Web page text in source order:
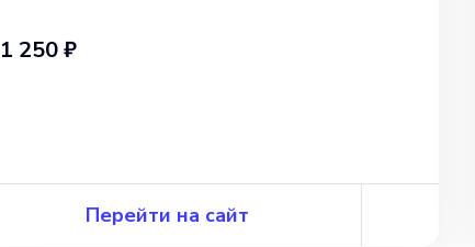
1 250 ₽
Перейти на сайт